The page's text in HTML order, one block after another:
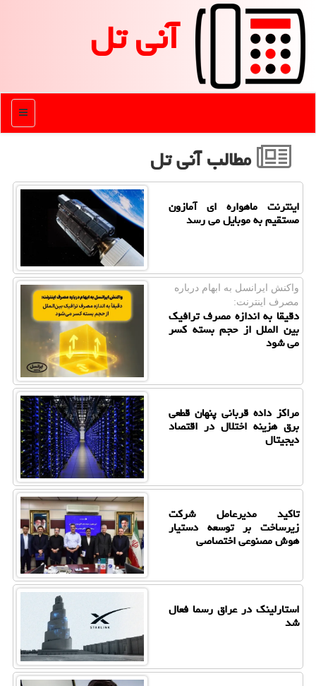
آنی تل
منو
مطالب آنی تل
اینترنت ماهواره ای آمازون
مستقیم به موبایل می رسد
واكنش ایرانسل به ابهام درباره
مصرف اینترنت:
دقیقا به اندازه مصرف ترافیک
بین الملل از حجم بسته کسر
می شود
مراکز داده قربانی پنهان قطعی
برق هزینه اختلال در اقتصاد
دیجیتال
تاکید مدیرعامل شرکت
زیرساخت بر توسعه دستیار
هوش مصنوعی اختصاصی
استارلینک در عراق رسما فعال
شد